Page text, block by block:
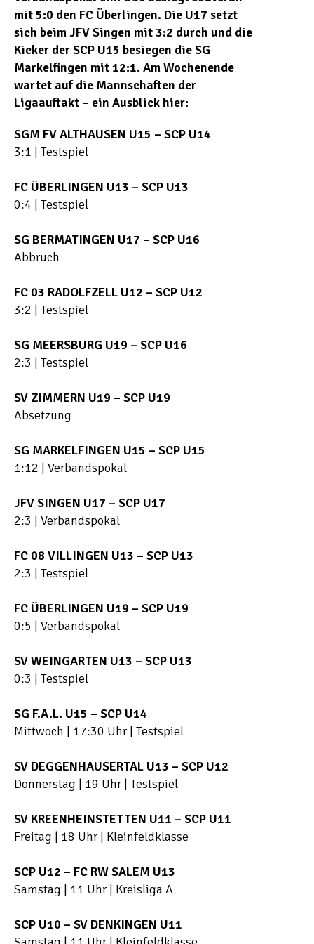
mit 5:0 den FC Überlingen. Die U17 setzt
sich beim JFV Singen mit 3:2 durch und die
Kicker der SCP U15 besiegen die SG
Markelfingen mit 12:1. Am Wochenende
wartet auf die Mannschaften der
Ligaauftakt – ein Ausblick hier:
SGM FV ALTHAUSEN U15 – SCP U14
3:1 | Testspiel
FC ÜBERLINGEN U13 – SCP U13
0:4 | Testspiel
SG BERMATINGEN U17 – SCP U16
Abbruch
FC 03 RADOLFZELL U12 – SCP U12
3:2 | Testspiel
SG MEERSBURG U19 – SCP U16
2:3 | Testspiel
SV ZIMMERN U19 – SCP U19
Absetzung
SG MARKELFINGEN U15 – SCP U15
1:12 | Verbandspokal
JFV SINGEN U17 – SCP U17
2:3 | Verbandspokal
FC 08 VILLINGEN U13 – SCP U13
2:3 | Testspiel
FC ÜBERLINGEN U19 – SCP U19
0:5 | Verbandspokal
SV WEINGARTEN U13 – SCP U13
0:3 | Testspiel
SG F.A.L. U15 – SCP U14
Mittwoch | 17:30 Uhr | Testspiel
SV DEGGENHAUSERTAL U13 – SCP U12
Donnerstag | 19 Uhr | Testspiel
SV KREENHEINSTETTEN U11 – SCP U11
Freitag | 18 Uhr | Kleinfeldklasse
SCP U12 – FC RW SALEM U13
Samstag | 11 Uhr | Kreisliga A
SCP U10 – SV DENKINGEN U11